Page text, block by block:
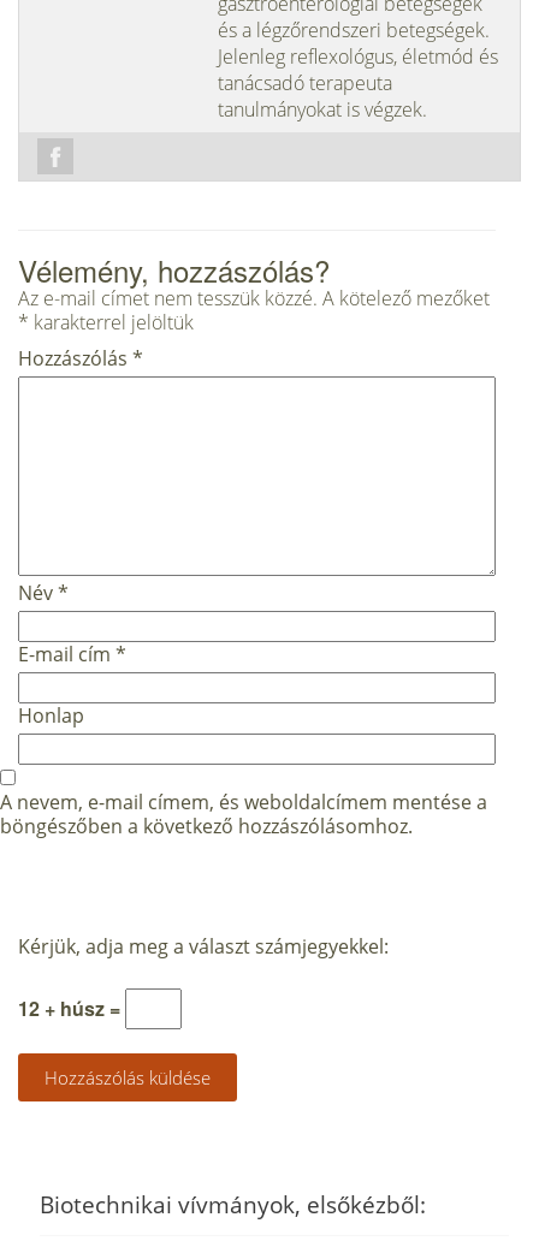
és a légzőrendszeri betegségek.
Jelenleg reflexológus, életmód és
tanácsadó terapeuta
tanulmányokat is végzek.
Vélemény, hozzászólás?
Az e-mail címet nem tesszük közzé. A kötelező mezőket
* karakterrel jelöltük
Hozzászólás *
Név*
E-mail cím *
Honlap
A nevem, e-mail címem, és weboldalcímem mentése a
böngészőben a következő hozzászólásomhoz.
Kérjük, adja meg a választ számjegyekkel:
12 + húsz =
Biotechnikai vívmányok, elsőkézből: